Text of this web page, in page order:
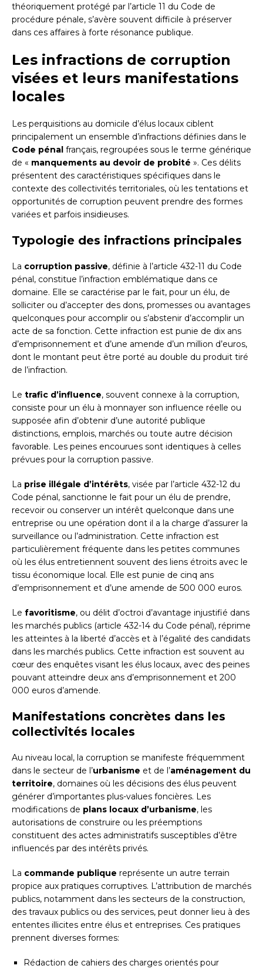
théoriquement protégé par l’article 11 du Code de
procédure pénale, s’avère souvent difficile à préserver
dans ces affaires à forte résonance publique.
Les infractions de corruption
visées et leurs manifestations
locales
Les perquisitions au domicile d’élus locaux ciblent
principalement un ensemble d’infractions définies dans le
Code pénal français, regroupées sous le terme générique
de « manquements au devoir de probité ». Ces délits
présentent des caractéristiques spécifiques dans le
contexte des collectivités territoriales, où les tentations et
opportunités de corruption peuvent prendre des formes
variées et parfois insidieuses.
Typologie des infractions principales
La corruption passive, définie à l’article 432-11 du Code
pénal, constitue l’infraction emblématique dans ce
domaine. Elle se caractérise par le fait, pour un élu, de
solliciter ou d’accepter des dons, promesses ou avantages
quelconques pour accomplir ou s’abstenir d’accomplir un
acte de sa fonction. Cette infraction est punie de dix ans
d’emprisonnement et d’une amende d’un million d’euros,
dont le montant peut être porté au double du produit tiré
de l’infraction.
Le trafic d’influence, souvent connexe à la corruption,
consiste pour un élu à monnayer son influence réelle ou
supposée afin d’obtenir d’une autorité publique
distinctions, emplois, marchés ou toute autre décision
favorable. Les peines encourues sont identiques à celles
prévues pour la corruption passive.
La prise illégale d’intérêts, visée par l’article 432-12 du
Code pénal, sanctionne le fait pour un élu de prendre,
recevoir ou conserver un intérêt quelconque dans une
entreprise ou une opération dont il a la charge d’assurer la
surveillance ou l’administration. Cette infraction est
particulièrement fréquente dans les petites communes
où les élus entretiennent souvent des liens étroits avec le
tissu économique local. Elle est punie de cinq ans
d’emprisonnement et d’une amende de 500 000 euros.
Le favoritisme, ou délit d’octroi d’avantage injustifié dans
les marchés publics (article 432-14 du Code pénal), réprime
les atteintes à la liberté d’accès et à l’égalité des candidats
dans les marchés publics. Cette infraction est souvent au
cœur des enquêtes visant les élus locaux, avec des peines
pouvant atteindre deux ans d’emprisonnement et 200
000 euros d’amende.
Manifestations concrètes dans les
collectivités locales
Au niveau local, la corruption se manifeste fréquemment
dans le secteur de l’urbanisme et de l’aménagement du
territoire, domaines où les décisions des élus peuvent
générer d’importantes plus-values foncières. Les
modifications de plans locaux d’urbanisme, les
autorisations de construire ou les préemptions
constituent des actes administratifs susceptibles d’être
influencés par des intérêts privés.
La commande publique représente un autre terrain
propice aux pratiques corruptives. L’attribution de marchés
publics, notamment dans les secteurs de la construction,
des travaux publics ou des services, peut donner lieu à des
ententes illicites entre élus et entreprises. Ces pratiques
prennent diverses formes:
Rédaction de cahiers des charges orientés pour